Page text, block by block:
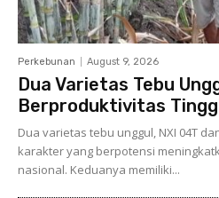
Perkebunan August 9, 2026
Dua Varietas Tebu
Berproduktivitas
Dua varietas tebu unggul, NXI 04T
karakter yang berpotensi
nasional. Keduanya memiliki...